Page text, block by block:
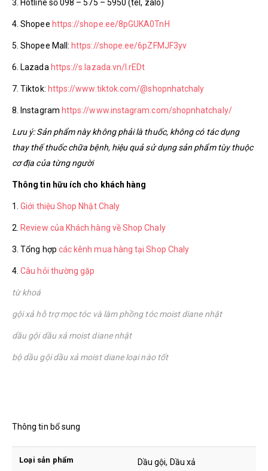
3. Hotline số 098 – 575 – 5950 (tel, zalo)
4. Shopee https://shope.ee/8pGUKA0TnH
5. Shopee Mall: https://shope.ee/6pZFMJF3yv
6. Lazada https://s.lazada.vn/l.rEDt
7. Tiktok: https://www.tiktok.com/@shopnhatchaly
8. Instagram https://www.instagram.com/shopnhatchaly/
Lưu ý: Sản phẩm này không phải là thuốc, không có tác dụng
thay thế thuốc chữa bệnh, hiệu quả sử dụng sản phẩm tùy thuộc
cơ địa của từng người
Thông tin hữu ích cho khách hàng
1.Giới thiệu Shop Nhật Chaly
2. Review của Khách hàng về Shop Chaly
3. Tổng hợp các kênh mua hàng tại Shop Chaly
4.Câu hỏi thường gặp
từ khoá
gội xả hỗ trợ mọc tóc và làm phồng tóc moist diane nhật
dầu gội dầu xả moist diane nhật
bộ dầu gội dầu xả moist diane loại nào tốt
Thông tin bổ sung
Loại sản phẩm Dầu gội, Dầu xả